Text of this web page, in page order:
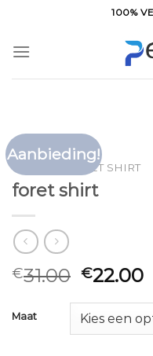
inhoud
100%
Aanbieding!
HOME FORET SHIRT
foret shirt
€31.00 €22.00
Maat